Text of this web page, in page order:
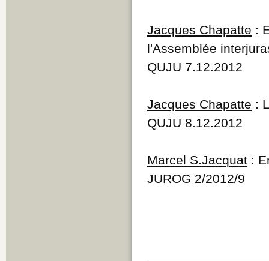
Jacques Chapatte :
l'Assemblée
QUJU 7.12.2012
Jacques Chapatte :
QUJU 8.12.2012
Marcel S.Jacquat :
JUROG 2/2012/9